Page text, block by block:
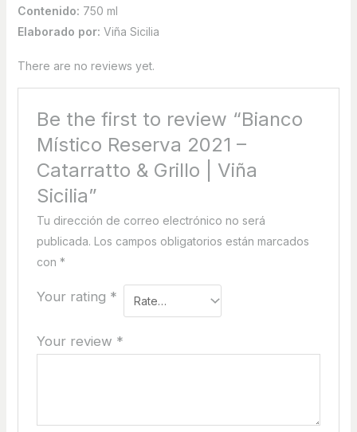
Contenido: 750 ml
Elaborado por: Viña Sicilia
There are no reviews yet.
Be the first to review “Bianco
Místico Reserva 2021 –
Catarratto & Grillo | Viña
Sicilia”
Tu dirección de correo electrónico no será
publicada. Los campos obligatorios están marcados
con *
Your rating *
Your review *